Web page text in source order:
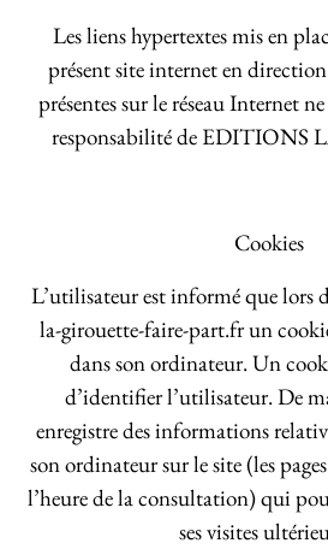
Les liens hypertextes mis en
présent site internet en direction
présentes sur le réseau Internet
responsabilité de EDITIONS
Cookies
L’utilisateur est informé que lors
la-girouette-faire-part.fr un
dans son ordinateur. Un
d’identifier l’utilisateur. De
enregistre des informations
son ordinateur sur le site (les
l’heure de la consultation) qui
ses visites